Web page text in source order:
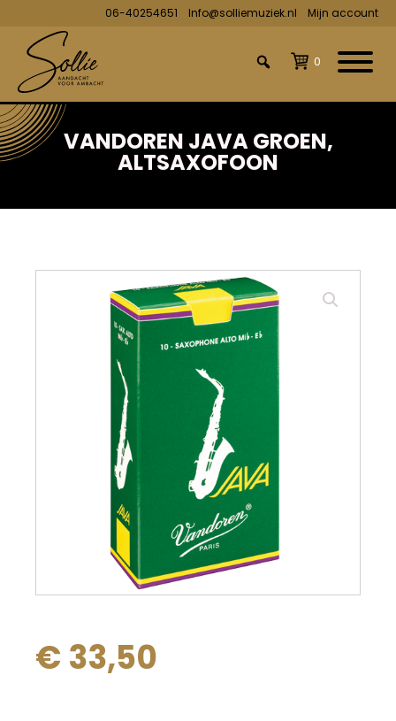
06-40254651 Info@solliemuziek.nl Mijn account
0
VANDOREN JAVA GROEN,
ALTSAXOFOON
€ 33,50